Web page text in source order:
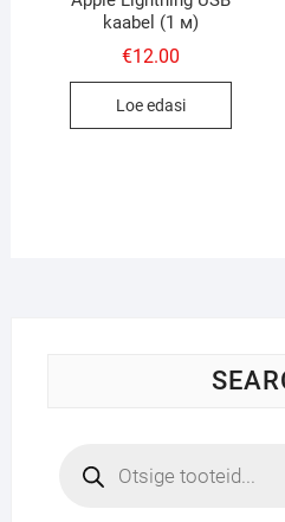
kaabel (1 м)
€12.00
Loe edasi
search